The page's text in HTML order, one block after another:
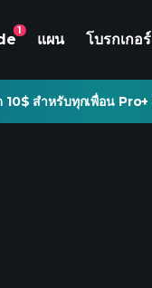
1
แผน โบรกเกอร์
10$ สำหรับทุกเพื่อน